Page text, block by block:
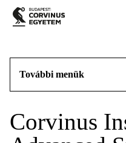
További menük
Corvinus